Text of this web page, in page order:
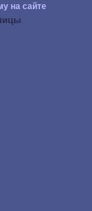
на сайте